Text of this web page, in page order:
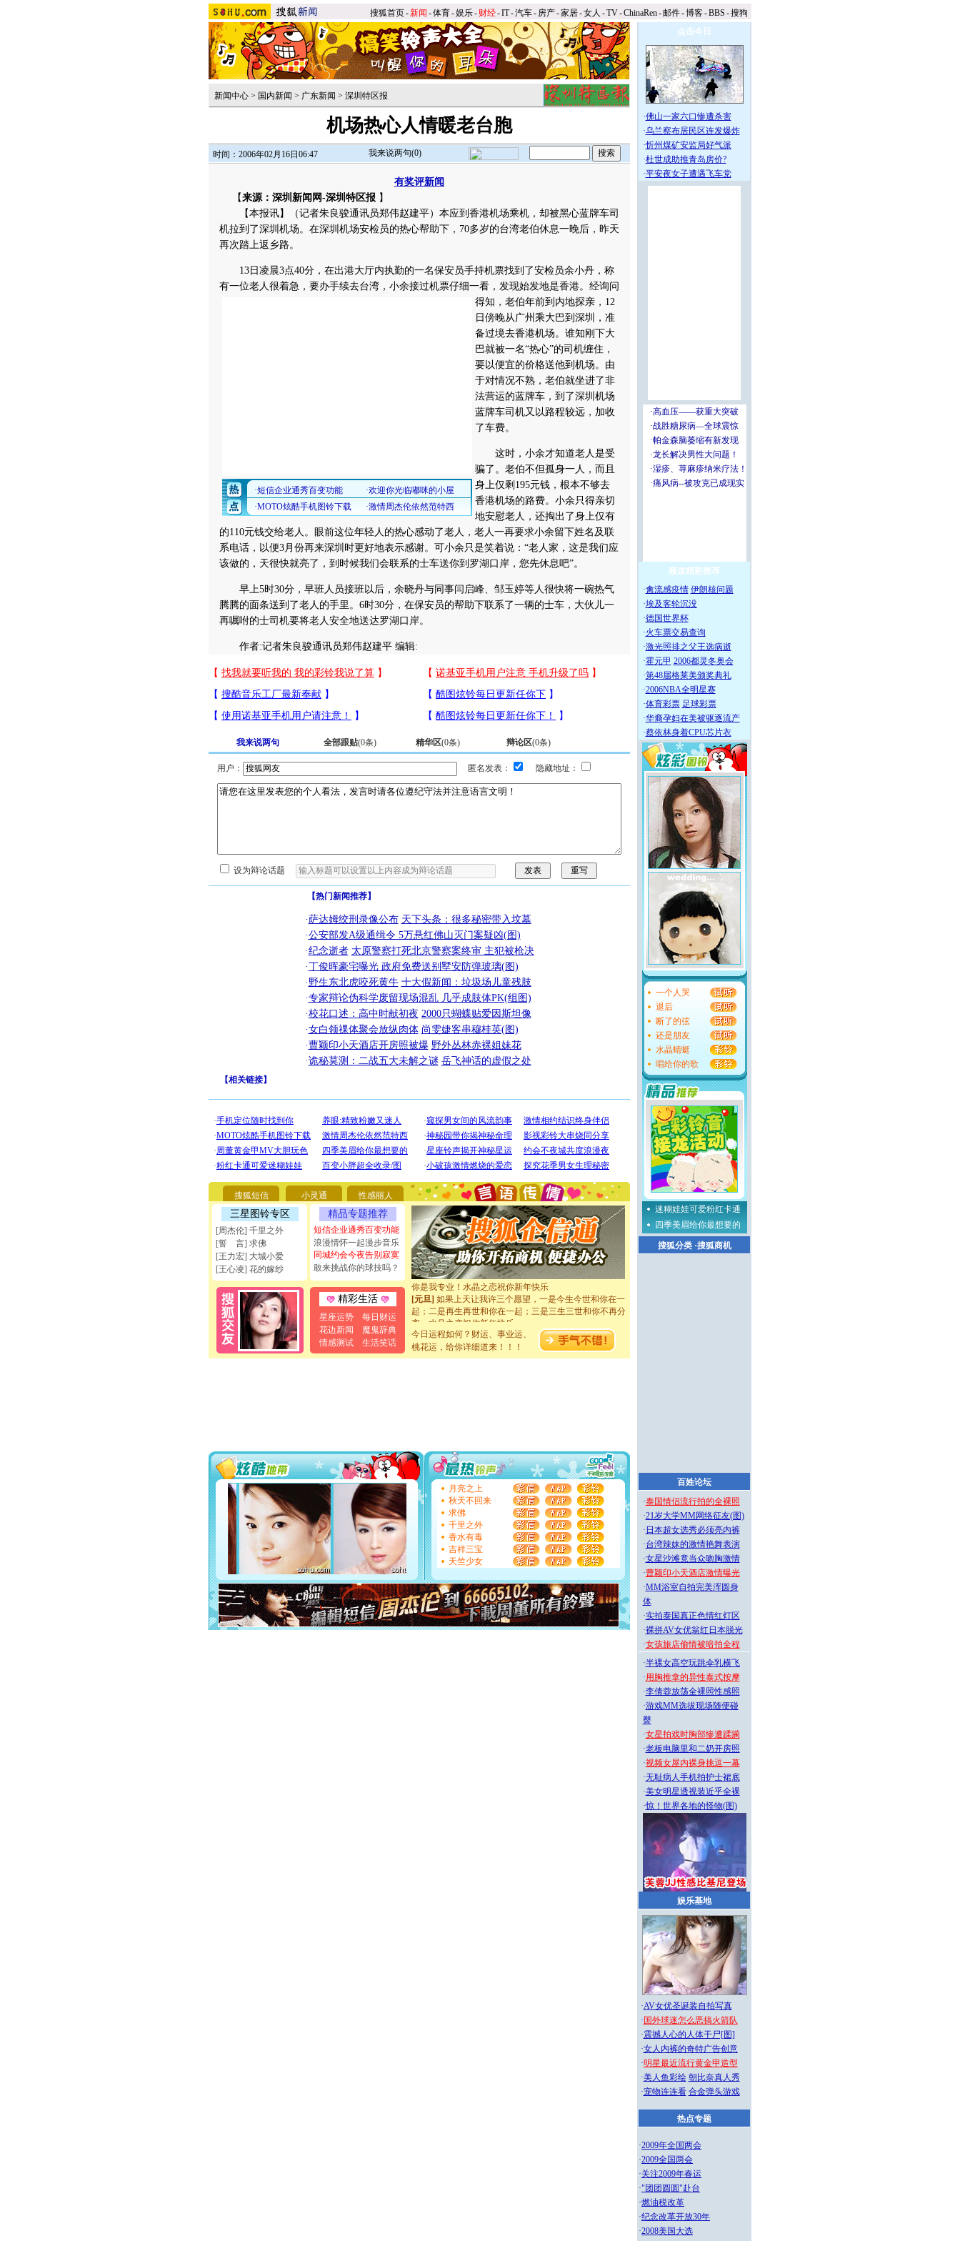
搜狐首页-新闻 -体育-娱乐- 财经-IT-汽车- 房产-家居-女人 -TV-ChinaRen-邮件-博客-BBS -搜狗
新闻中心 > 国内新闻 > 广东新闻 > 深圳特区报
机场热心人情暖老台胞
时间：2006年02月16日06:47 我来说两句(0)
有奖评新闻
【来源：深圳新闻网-深圳特区报 】
【本报讯】（记者朱良骏通讯员郑伟赵建平）本应到香港机场乘机，却被黑心蓝牌车司
机拉到了深圳机场。在深圳机场安检员的热心帮助下，70多岁的台湾老伯休息一晚后，昨天
再次踏上返乡路。
13日凌晨3点40分，在出港大厅内执勤的一名保安员手持机票找到了安检员余小丹，称
有一位老人很着急，要办手续去台湾，小余接过机票仔细一看，发现始发地是香港。 经询问
得知，老伯年前到内地探亲，12
日傍晚从广州乘大巴到深圳，准
备过境去香港机场。谁知刚下大
巴就被一名“热心”的司机缠住，
要以便宜的价格送他到机场。由
于对情况不熟，老伯就坐进了非
法营运的蓝牌车，到了深圳机场
蓝牌车司机又以路程较远，加收
了车费。
这时，小余才知道老人是受
骗了。老伯不但孤身一人，而且
身上仅剩195元钱，根本不够去
香港机场的路费。小余只得亲切
地安慰老人，还掏出了身上仅有
的110元钱交给老人。眼前这位年轻人的热心感动了老人，老人一再要求小余留下姓名及联
系电话，以便3月份再来深圳时更好地表示感谢。可小余只是笑着说：“老人家，这是我们应
该做的，天很快就亮了，到时候我们会联系的士车送你到罗湖口岸，您先休息吧”。
早上5时30分，早班人员接班以后，余晓丹与同事闫启峰、邹玉婷等人很快将一碗热气
腾腾的面条送到了老人的手里。6时30分，在保安员的帮助下联系了一辆的士车，大伙儿一
再嘱咐的士司机要将老人安全地送达罗湖口岸。
作者:记者朱良骏通讯员郑伟赵建平 编辑:
我来说两句 全部跟贴(0条) 精华区(0条) 辩论区(0条)
用户： 匿名发表： 隐藏地址：
设为辩论话题
【热门新闻推荐】
·萨达姆绞刑录像公布 天下头条：很多秘密带入坟墓
·公安部发A级通缉令 5万悬红佛山灭门案疑凶(图)
·纪念逝者 太原警察打死北京警察案终审 主犯被枪决
·丁俊晖豪宅曝光 政府免费送别墅安防弹玻璃(图)
·野生东北虎咬死黄牛 十大假新闻：垃圾场儿童残肢
·专家辩论伪科学废留现场混乱 几乎成肢体PK(组图)
·校花口述：高中时献初夜 2000只蝴蝶贴爱因斯坦像
·女白领祼体聚会放纵肉体 尚雯婕客串穆桂英(图)
·曹颖印小天酒店开房照被爆 野外丛林赤裸姐妹花
·诡秘莫测：二战五大未解之谜 岳飞神话的虚假之处
【相关链接】
搜狐短信 小灵通 性感丽人
三星图铃专区
[周杰伦] 千里之外
[誓 言] 求佛
[王力宏] 大城小爱
[王心凌] 花的嫁纱
精品专题推荐
短信企业通秀百变功能
浪漫情怀一起漫步音乐
同城约会今夜告别寂寞
敢来挑战你的球技吗？
精彩生活
星座运势
每日财运
花边新闻
魔鬼辞典
情感测试
生活笑话
你太多，只有给你五千万：千万快乐！千万要健康！千万
要平安！千万要知足！千万不要忘记我！
[圣诞节]不只这样的日子才会想起你,而是这样的日子才
能正大光明地骚扰你,告诉你,圣诞要快乐!新年要快乐!天
天都要快乐噢!
[圣诞节]奉上一颗祝福的心,在这个特别的日子里,愿幸福,
如意,快乐,鲜花,一切美好的祝愿与你同在.圣诞快乐!
[元旦]看到你我会触电；看不到你我要充电；没有你我会
断电。爱你是我职业，想你是我事业，抱你是我特长，吻
你是我专业！水晶之恋祝你新年快乐
[元旦]如果上天让我许三个愿望，一是今生今世和你在一
起；二是再生再世和你在一起；三是三生三世和你不再分
离。水晶之恋祝你新年快乐
[元旦]当我狠下心扭头离去那一刻，你在我身后无助地哭
泣，这痛楚让我明白我多么爱你。我转身抱住你：这猪不
卖了。水晶之恋祝你新年快乐。
你太多，只有给你五千万：千万快乐！千万要健康！千万
要平安！千万要知足！千万不要忘记我！
[圣诞节]不只这样的日子才会想起你,而是这样的日子才
能正大光明地骚扰你,告诉你,圣诞要快乐!新年要快乐!天
天都要快乐噢!
[圣诞节]奉上一颗祝福的心,在这个特别的日子里,愿幸福,
如意,快乐,鲜花,一切美好的祝愿与你同在.圣诞快乐!
[元旦]
看到你我会触电；看不到你我要充电；没有你我会
断电。爱你是我职业，想你是我事业，抱你是我特长，吻
你是我专业！水晶之恋祝你新年快乐
[元旦]
起；二是再生再世和你在一起；三是三生三世和你不再分
离。水晶之恋祝你新年快乐
[元旦]当我狠下心扭头离去那一刻，你在我身后无助地哭
泣，这痛楚让我明白我多么爱你。我转身抱住你：这猪不
卖了。水晶之恋祝你新年快乐。
今日运程如何？财运、事业运、
桃花运，给你详细道来！！！
月亮之上
秋天不回来
求佛
千里之外
香水有毒
吉祥三宝
天竺少女
点击今日
·佛山一家六口惨遭杀害
·乌兰察布居民区连发爆炸
·忻州煤矿安监局好气派
·杜世成助推青岛房价?
·平安夜女子遭遇飞车党
频道精彩推荐
·禽流感疫情 伊朗核问题
·埃及客轮沉没
·德国世界杯
·火车票交易查询
·激光照排之父王选病逝
·霍元甲 2006都灵冬奥会
·第48届格莱美颁奖典礼
·2006NBA全明星赛
·体育彩票 足球彩票
·华裔孕妇在美被驱逐流产
·蔡依林身着CPU芯片衣
一个人哭
退后
断了的弦
还是朋友
水晶蜻蜓
唱给你的歌
迷糊娃娃可爱粉红卡通
四季美眉给你最想要的
搜狐分类·搜狐商机
百姓论坛
·泰国情侣流行拍的全裸照
·21岁大学MM网络征友(图)
· 日本超女选秀必须亮内裤
·台湾辣妹的激情艳舞表演
·女星沙滩竟当众吻胸激情
·曹颖印小天酒店激情曝光
·MM浴室自拍完美浑圆身
体
·实拍泰国真正色情红灯区
·裸拼AV女优翁红日本脱光
·女孩旅店偷情被暗拍全程
·半裸女高空玩跳伞乳横飞
·用胸推拿的异性泰式按摩
·李倩蓉放荡全裸照性感照
·游戏MM选拔现场随便碰
臀
·女星拍戏时胸部惨遭蹂躏
·老板电脑里和二奶开房照
·视频女屋内裸身挑逗一幕
·无耻病人手机拍护士裙底
·美女明星透视装近乎全裸
·惊！世界各地的怪物(图)
娱乐基地
·AV女优圣诞装自拍写真
· 国外球迷怎么恶搞火箭队
·震撼人心的人体干尸[图]
·女人内裤的奇特广告创意
·明星最近流行黄金甲造型
·美人鱼彩绘 朝比奈真人秀
·宠物连连看 合金弹头游戏
热点专题
·2009年全国两会
·2009全国两会
·关注2009年春运
·"团团圆圆"赴台
·燃油税改革
·纪念改革开放30年
·2008美国大选